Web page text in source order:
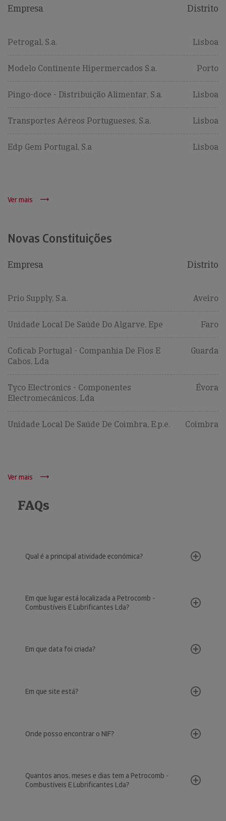
Empresa Distrito
Petrogal, S.a. Lisboa
Modelo Continente Hipermercados S.a. Porto
Pingo-doce - Distribuição Alimentar, S.a. Lisboa
Transportes Aéreos Portugueses, S.a. Lisboa
Edp Gem Portugal, S.a Lisboa
Ver mais
Novas Constituições
Empresa Distrito
Prio Supply, S.a. Aveiro
Unidade Local De Saúde Do Algarve, Epe Faro
Coficab Portugal - Companhia De Fios E
Cabos, Lda
Guarda
Tyco Electronics - Componentes
Electromecânicos, Lda
Évora
Unidade Local De Saúde De Coimbra, E.p.e. Coimbra
Ver mais
FAQs
Qual é a principal atividade económica?
Em que lugar está localizada a Petrocomb -
Combustíveis E Lubrificantes Lda?
Em que data foi criada?
Em que site está?
Onde posso encontrar o NIF?
Quantos anos, meses e dias tem a Petrocomb -
Combustíveis E Lubrificantes Lda?